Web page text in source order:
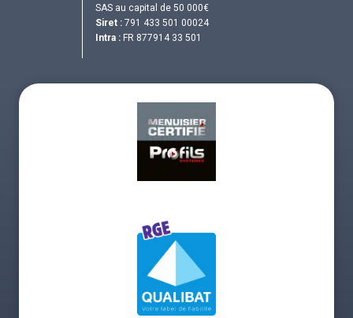
SAS au capital de 50 000€
Siret : 791 433 501 00024
Intra : FR 877914 33 501